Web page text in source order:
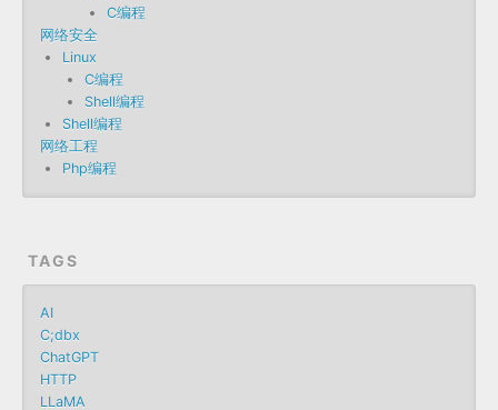
C编程
网络安全
Linux
C编程
Shell编程
Shell编程
网络工程
Php编程
TAGS
AI
C;dbx
ChatGPT
HTTP
LLaMA